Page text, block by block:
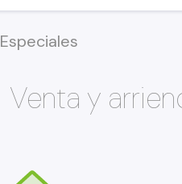
Especiales
Venta y